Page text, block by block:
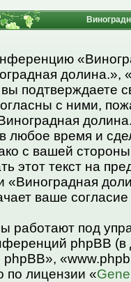
долина.»,
подтверждаете
с ними,
любое время и
с вашей
этот текст на
«Виноградная
ваше
под
phpBB
phpBB»,
по лицензии «